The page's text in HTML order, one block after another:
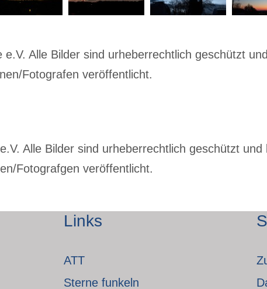
Alle Bilder sind urheberrechtlich geschützt
Fotografen veröffentlicht.
Alle Bilder sind urheberrechtlich geschützt
Fotografgen veröffentlicht.
Links
ATT
Sterne funkeln